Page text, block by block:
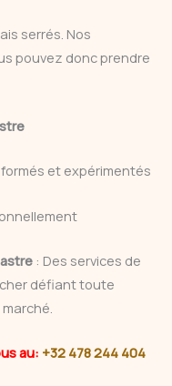
serrés. Nos
pouvez donc prendre
et expérimentés
: Des services de
défiant toute
au: +32 478 244 404